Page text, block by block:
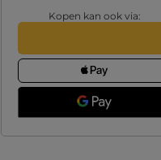
Kopen kan ook via: